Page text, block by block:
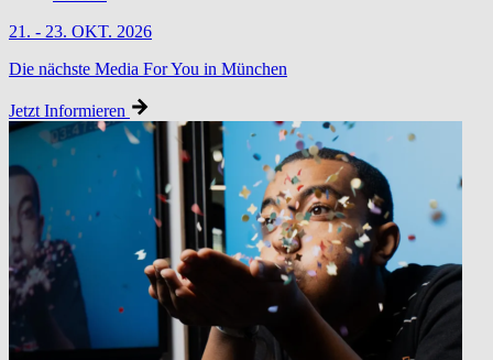
21. - 23. OKT. 2026
Die nächste Media For You in München
Jetzt Informieren